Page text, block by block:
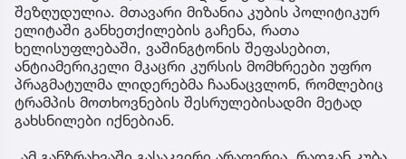
შეზღუდულია. მთავარი მიზანია კუბის პოლიტიკურ
ელიტაში განხეთქილების გაჩენა, რათა
ხელისუფლებაში, ვაშინგტონის შეფასებით,
ანტიამერიკელი მკაცრი კურსის მომხრეები უფრო
პრაგმატულმა ლიდერებმა ჩაანაცვლონ, რომლებიც
ტრამპის მოთხოვნების შესრულებისადმი მეტად
გახსნილები იქნებიან.